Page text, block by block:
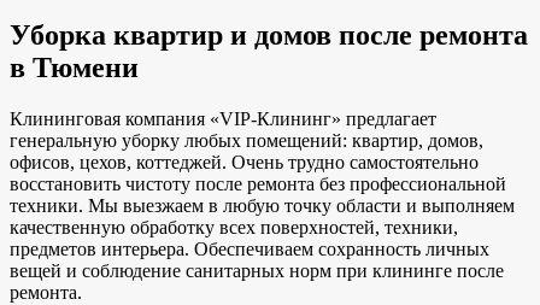
Уборка квартир и домов после ремонта
в Тюмени
Клининговая компания «VIP-Клининг» предлагает
генеральную уборку любых помещений: квартир, домов,
офисов, цехов, коттеджей. Очень трудно самостоятельно
восстановить чистоту после ремонта без профессиональной
техники. Мы выезжаем в любую точку области и выполняем
качественную обработку всех поверхностей, техники,
предметов интерьера. Обеспечиваем сохранность личных
вещей и соблюдение санитарных норм при клининге после
ремонта.